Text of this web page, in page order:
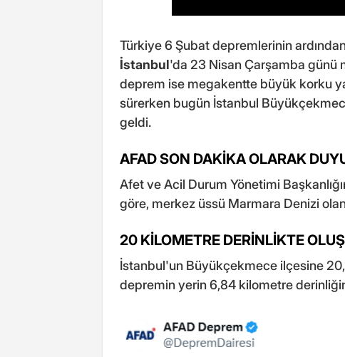
Türkiye 6 Şubat depremlerinin
İstanbul'da 23 Nisan Çarşamba
deprem ise megakentte büyük korku
sürerken bugün İstanbul
geldi.
AFAD SON DAKİKA OLARAK
Afet ve Acil Durum Yönetimi
göre, merkez üssü Marmara Denizi
20 KİLOMETRE DERİNLİKTE
İstanbul'un Büyükçekmece ilçesine
depremin yerin 6,84 kilometre